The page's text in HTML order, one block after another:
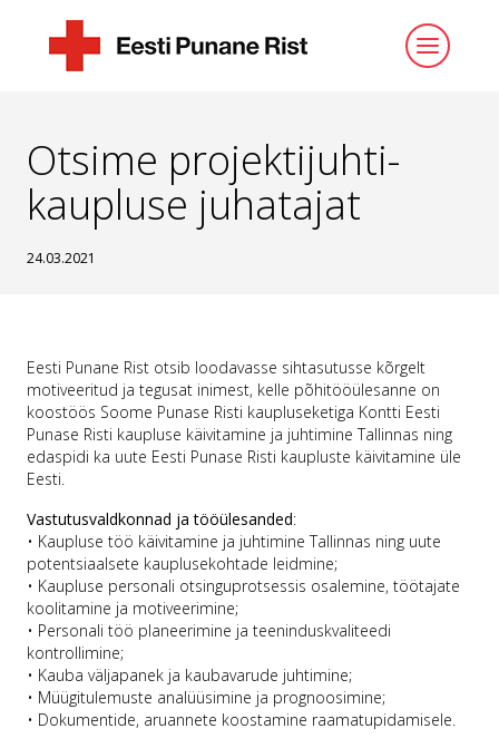
ESILEHT UUDISED
OTSIME PROJEKTIJUHTI KAUPLUSE
Otsime projektijuhti-
kaupluse juhatajat
24.03.2021
Eesti Punane Rist otsib loodavasse sihtasutusse kõrgelt
motiveeritud ja tegusat inimest, kelle põhitööülesanne on
koostöös Soome Punase Risti kaupluseketiga Kontti Eesti
Punase Risti kaupluse käivitamine ja juhtimine Tallinnas ning
edaspidi ka uute Eesti Punase Risti kaupluste käivitamine üle
Eesti.
Vastutusvaldkonnad ja tööülesanded:
• Kaupluse töö käivitamine ja juhtimine Tallinnas ning uute
potentsiaalsete kauplusekohtade leidmine;
• Kaupluse personali otsinguprotsessis osalemine, töötajate
koolitamine ja motiveerimine;
• Personali töö planeerimine ja teeninduskvaliteedi
kontrollimine;
• Kauba väljapanek ja kaubavarude juhtimine;
• Müügitulemuste analüüsimine ja prognoosimine;
• Dokumentide, aruannete koostamine raamatupidamisele.